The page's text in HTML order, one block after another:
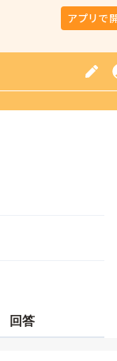
アプリで
回答